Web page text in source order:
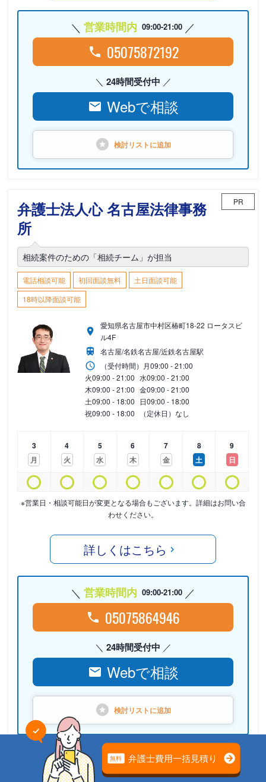
営業時間内 09:00-21:00
05075872192
24時間受付中
Webで相談
検討リストに追加
弁護士法人心 名古屋法律事務
所
PR
相続案件のための「相続チーム」が担当
電話相談可能 初回面談無料
土日面談可能
18時以降面談可能
愛知県名古屋市中村区椿町18-22 ロータスビ
ル4F
名古屋/名鉄名古屋/近鉄名古屋駅
（受付時間） 月09:00 - 21:00
火09:00 - 21:00 水09:00 - 21:00
木09:00 - 21:00 金09:00 - 21:00
土09:00 - 18:00 日09:00 - 18:00
祝09:00 - 18:00 （定休日）なし
3
月
4
火
5
水
6
木
7
金
8
土
9
日
※営業日・相談可能日が変更となる場合もございます。詳細はお問い合
わせください。
詳しくはこちら
営業時間内 09:00-21:00
05075864946
24時間受付中
Webで相談
検討リストに追加
弁護士法人心（本部）